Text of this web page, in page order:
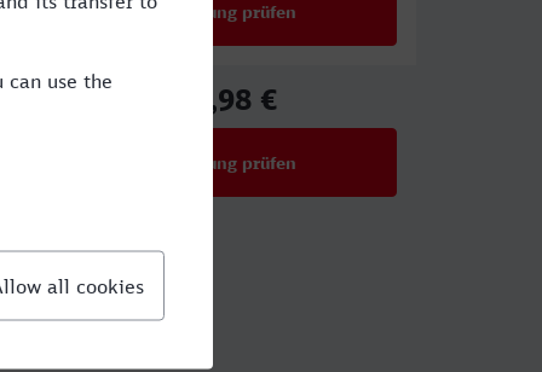
Verbindung prüfen
65,98 €
Verbindung prüfen